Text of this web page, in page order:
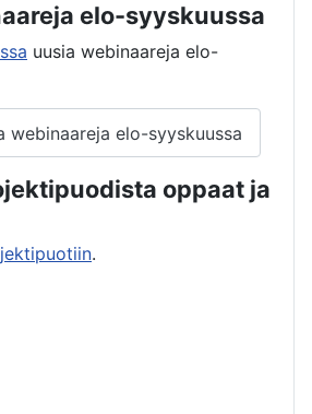
elo-syyskuussa
uusia webinaareja elo-
webinaareja elo-syyskuussa
oppaat ja
.